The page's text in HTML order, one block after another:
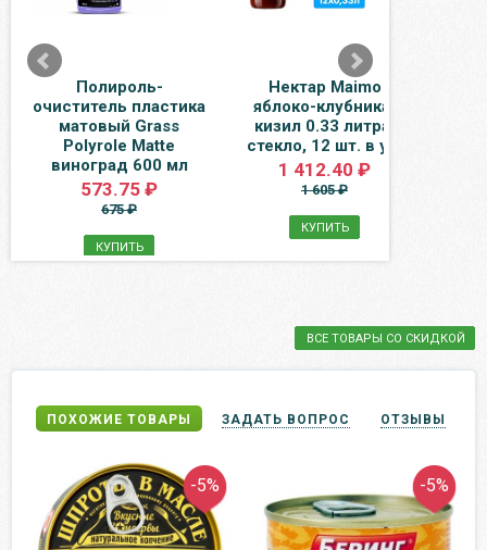
Полироль-
очиститель пластика
матовый Grass
Polyrole Matte
виноград 600 мл
573.75 ₽
675 ₽
КУПИТЬ
Нектар Maimo
яблоко-клубника-
кизил 0.33 литра,
стекло, 12 шт. в уп.
1 412.40 ₽
1 605 ₽
КУПИТЬ
ВСЕ ТОВАРЫ СО СКИДКОЙ
ПОХОЖИЕ ТОВАРЫ ЗАДАТЬ ВОПРОС ОТЗЫВЫ
-5% -5%